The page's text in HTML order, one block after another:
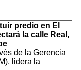
predio en El
la calle Real,
de la Gerencia
lidera la